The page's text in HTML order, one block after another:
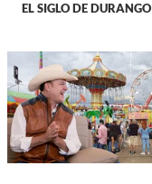
EL SIGLO DE DURANGO